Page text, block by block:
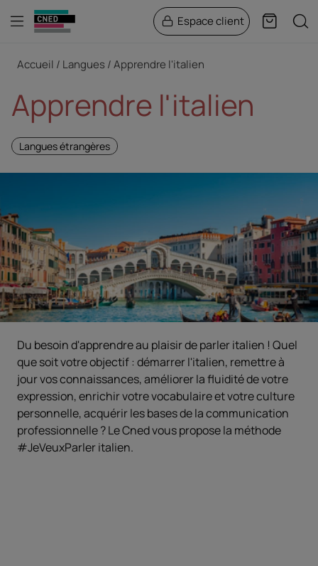
Menu Espace client Panier
Accueil Langues Apprendre l'italien
Apprendre l'italien
Langues étrangères
Du besoin d'apprendre au plaisir de parler italien ! Quel
que soit votre objectif : démarrer l'italien, remettre à
jour vos connaissances, améliorer la fluidité de votre
expression, enrichir votre vocabulaire et votre culture
personnelle, acquérir les bases de la communication
professionnelle ? Le Cned vous propose la méthode
#JeVeuxParler italien.